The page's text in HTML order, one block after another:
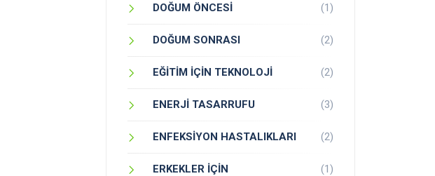
DOĞUM ÖNCESİ (1)
DOĞUM SONRASI (2)
EĞİTİM İÇİN TEKNOLOJİ (2)
ENERJİ TASARRUFU (3)
ENFEKSİYON HASTALIKLARI (2)
ERKEKLER İÇİN (1)